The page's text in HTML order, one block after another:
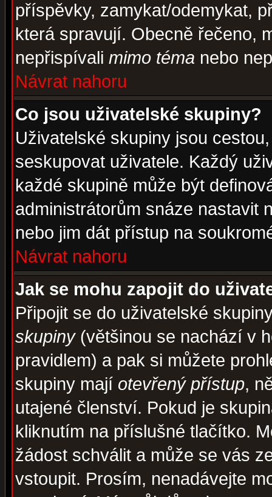
příspěvky, zamykat/odemykat,
která spravují. Obecně řečeno,
nepřispívali mimo téma nebo
Návrat nahoru
Co jsou uživatelské skupiny?
Uživatelské skupiny jsou
seskupovat uživatele. Každý
každé skupině může být
administrátorům snáze nastavit
nebo jim dát přístup na
Návrat nahoru
Jak se mohu zapojit do
Připojit se do uživatelské
skupiny(většinou se nachází v
pravidlem) a pak si můžete
skupiny mají otevřený přístup,
utajené členství. Pokud je
kliknutím na příslušné tlačítko.
žádost schválit a může se vás
vstoupit. Prosím, nenadávejte